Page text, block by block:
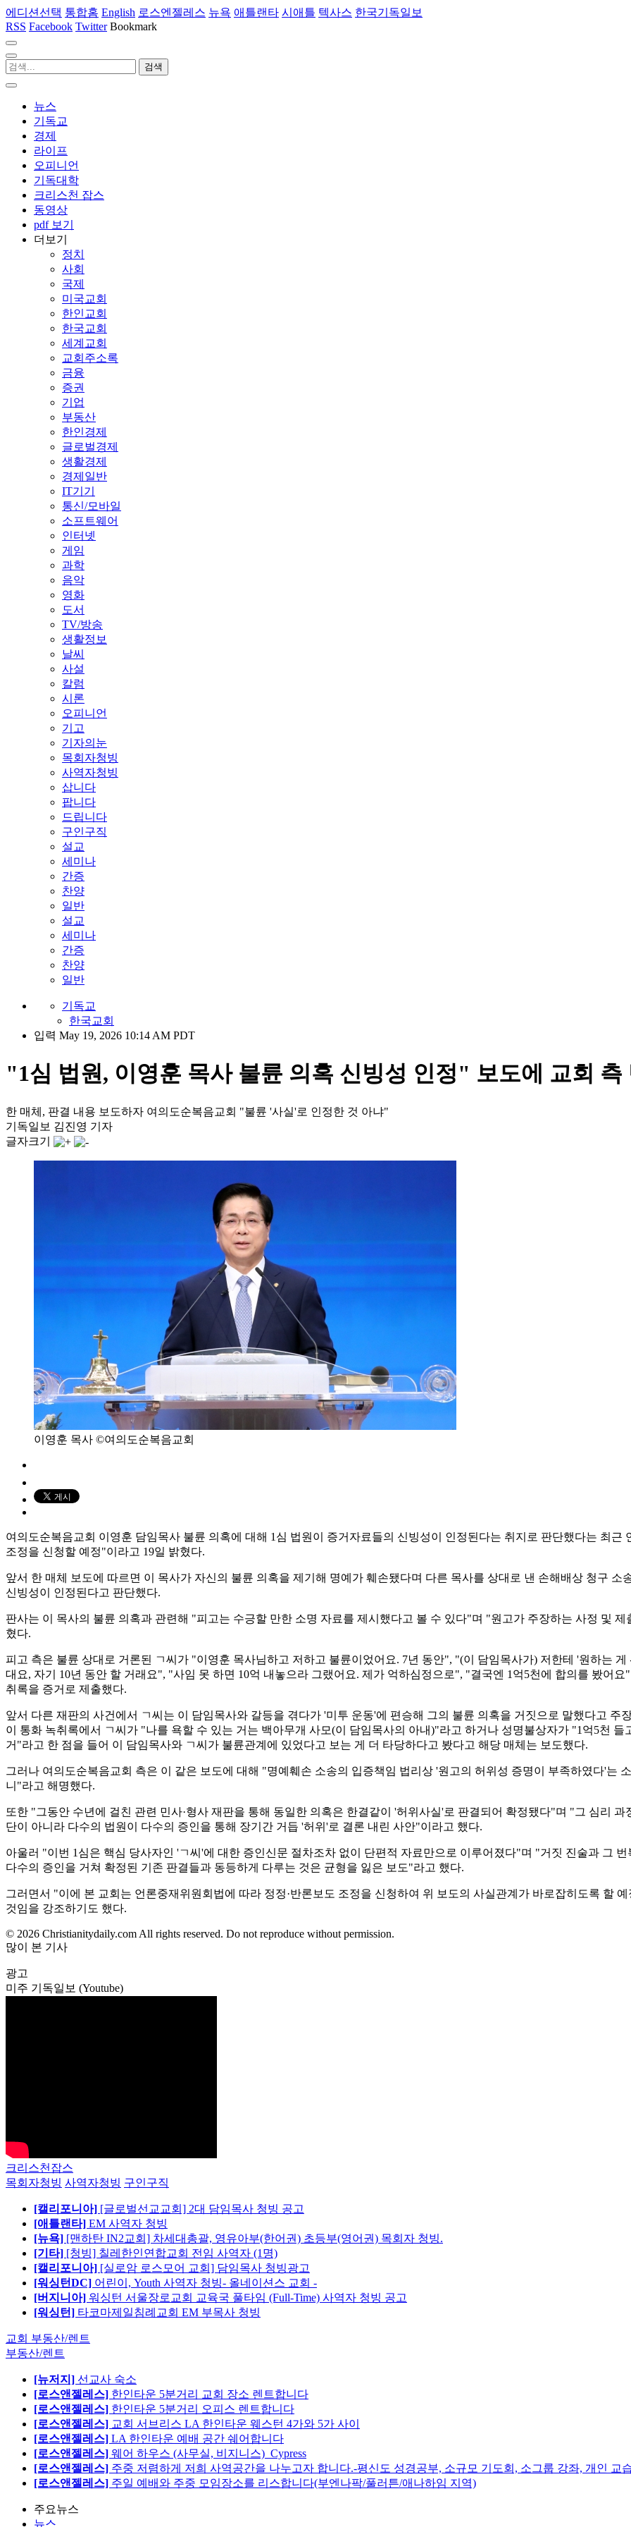
에디션선택 통합홈 English 로스엔젤레스 뉴욕 애틀랜타 시애틀 텍사스 한국기독일보
RSS Facebook Twitter Bookmark
뉴스
기독교
경제
라이프
오피니언
기독대학
크리스천 잡스
동영상
pdf 보기
더보기
정치
사회
국제
미국교회
한인교회
한국교회
세계교회
교회주소록
금융
증권
기업
부동산
한인경제
글로벌경제
생활경제
경제일반
IT기기
통신/모바일
소프트웨어
인터넷
게임
과학
음악
영화
도서
TV/방송
생활정보
날씨
사설
칼럼
시론
오피니언
기고
기자의눈
목회자청빙
사역자청빙
삽니다
팝니다
드립니다
구인구직
설교
세미나
간증
찬양
일반
설교
세미나
간증
찬양
일반
기독교
한국교회
입력 May 19, 2026 10:14 AM PDT
"1심 법원, 이영훈 목사 불륜 의혹 신빙성 인정" 보도에 교회 측
한 매체, 판결 내용 보도하자 여의도순복음교회 "불륜 '사실'로 인정한 것 아냐"
기독일보 김진영 기자
글자크기
이영훈 목사 ©여의도순복음교회
여의도순복음교회 이영훈 담임목사 불륜 의혹에 대해 1심 법원이 증거자료들의 신빙성이 인정된다는 취지로 판단했다는 최
조정을 신청할 예정"이라고 19일 밝혔다.
앞서 한 매체 보도에 따르면 이 목사가 자신의 불륜 의혹을 제기해 명예가 훼손됐다며 다른 목사를 상대로 낸 손해배상 청구
신빙성이 인정된다고 판단했다.
판사는 이 목사의 불륜 의혹과 관련해 "피고는 수긍할 만한 소명 자료를 제시했다고 볼 수 있다"며 "원고가 주장하는 사정 및
혔다.
피고 측은 불륜 상대로 거론된 ㄱ씨가 "이영훈 목사님하고 저하고 불륜이었어요. 7년 동안", "(이 담임목사가) 저한테 '원하는
대요, 자기 10년 동안 할 거래요", "사임 못 하면 10억 내놓으라 그랬어요. 제가 억하심정으로", "결국엔 1억5천에 합의를 봤어
취록을 증거로 제출했다.
앞서 다른 재판의 사건에서 ㄱ씨는 이 담임목사와 갈등을 겪다가 '미투 운동'에 편승해 그의 불륜 의혹을 거짓으로 말했다고
이 통화 녹취록에서 ㄱ씨가 "나를 욕할 수 있는 거는 백아무개 사모(이 담임목사의 아내)"라고 하거나 성명불상자가 "1억5천
거"라고 한 점을 들어 이 담임목사와 ㄱ씨가 불륜관계에 있었다고 보는 게 더 타당하다고 봤다고 해당 매체는 보도했다.
그러나 여의도순복음교회 측은 이 같은 보도에 대해 "명예훼손 소송의 입증책임 법리상 '원고의 허위성 증명이 부족하였다'는
니"라고 해명했다.
또한 "그동안 수년에 걸친 관련 민사·형사 재판을 통해 동일한 의혹은 한결같이 '허위사실'로 판결되어 확정됐다"며 "그 심리
단이 아니라 다수의 법원이 다수의 증인을 통해 장기간 거듭 '허위'로 결론 내린 사안"이라고 했다.
아울러 "이번 1심은 핵심 당사자인 'ㄱ씨'에 대한 증인신문 절차조차 없이 단편적 자료만으로 이루어졌다"며 "거짓 진술과 그
다수의 증인을 거쳐 확정된 기존 판결들과 동등하게 다루는 것은 균형을 잃은 보도"라고 했다.
그러면서 "이에 본 교회는 언론중재위원회법에 따라 정정·반론보도 조정을 신청하여 위 보도의 사실관계가 바로잡히도록 할
것임을 강조하기도 했다.
© 2026 Christianitydaily.com All rights reserved. Do not reproduce without permission.
많이 본 기사
광고
미주 기독일보 (Youtube)
크리스천잡스
목회자청빙 사역자청빙 구인구직
[캘리포니아] [글로벌선교교회] 2대 담임목사 청빙 공고
[애틀랜타] EM 사역자 청빙
[뉴욕] [맨하탄 IN2교회] 차세대총괄, 영유아부(한어권) 초등부(영어권) 목회자 청빙.
[기타] [청빙] 칠레한인연합교회 전임 사역자 (1명)
[캘리포니아] [실로암 로스모어 교회] 담임목사 청빙광고
[워싱턴DC] 어린이, Youth 사역자 청빙- 올네이션스 교회 -
[버지니아] 워싱턴 서울장로교회 교육국 풀타임 (Full-Time) 사역자 청빙 공고
[워싱턴] 타코마제일침례교회 EM 부목사 청빙
교회 부동산/렌트
부동산/렌트
[뉴저지] 선교사 숙소
[로스앤젤레스] 한인타운 5분거리 교회 장소 렌트합니다
[로스앤젤레스] 한인타운 5분거리 오피스 렌트합니다
[로스앤젤레스] 교회 서브리스 LA 한인타운 웨스턴 4가와 5가 사이
[로스앤젤레스] LA 한인타운 예배 공간 쉐어합니다
[로스앤젤레스] 웨어 하우스 (사무실, 비지니스)_Cypress
[로스앤젤레스] 주중 저렴하게 저희 사역공간을 나누고자 합니다.-평신도 성경공부, 소규모 기도회, 소그룹 강좌, 개인 교
[로스앤젤레스] 주일 예배와 주중 모임장소를 리스합니다(부엔나팍/풀러튼/애나하임 지역)
주요뉴스
뉴스